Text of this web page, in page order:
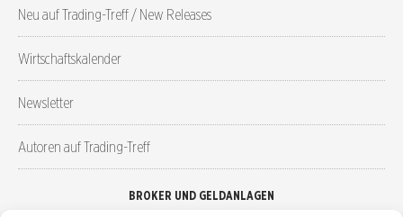
Neu auf Trading-Treff / New Releases
Wirtschaftskalender
Newsletter
Autoren auf Trading-Treff
BROKER UND GELDANLAGEN